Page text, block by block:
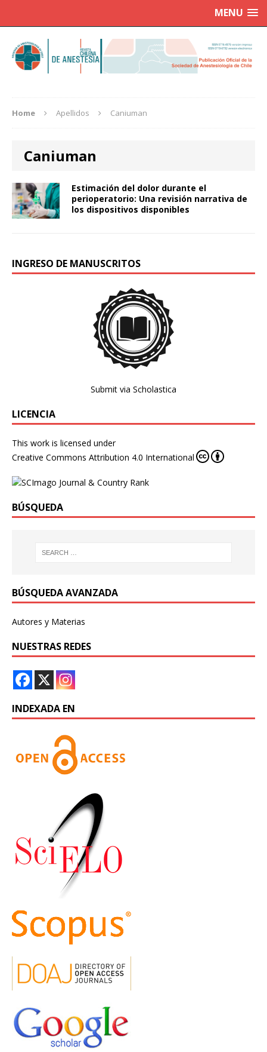
MENU
Home Apellidos Caniuman
Caniuman
Estimación del dolor durante el
perioperatorio: Una revisión narrativa de
los dispositivos disponibles
INGRESO DE MANUSCRITOS
Submit via Scholastica
LICENCIA
This work is licensed under
Creative Commons Attribution 4.0 International
BÚSQUEDA
BÚSQUEDA AVANZADA
Autores y Materias
NUESTRAS REDES
INDEXADA EN